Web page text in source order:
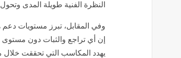
النظرة الفنية طويلة المدى
وفي المقابل، تبرز مستويات
يهدد المكاسب التي تحققت خلال